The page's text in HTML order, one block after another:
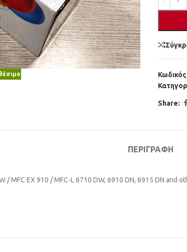
Share:
ΠΕΡΙΓΡΑΦΉ
/ MFC EX 910 / MFC-L 6710 DW, 6910 DN, 6915 DN and